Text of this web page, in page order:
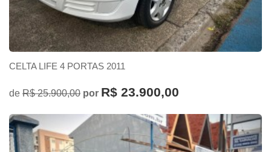
CELTA LIFE 4 PORTAS 2011
de R$ 25.900,00 por R$ 23.900,00